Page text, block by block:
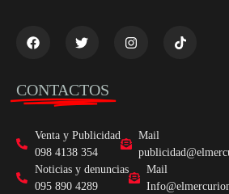
CONTACTOS
Venta y Publicidad
098 4138 354
Mail
Noticias y denuncias
095 890 4289
Mail